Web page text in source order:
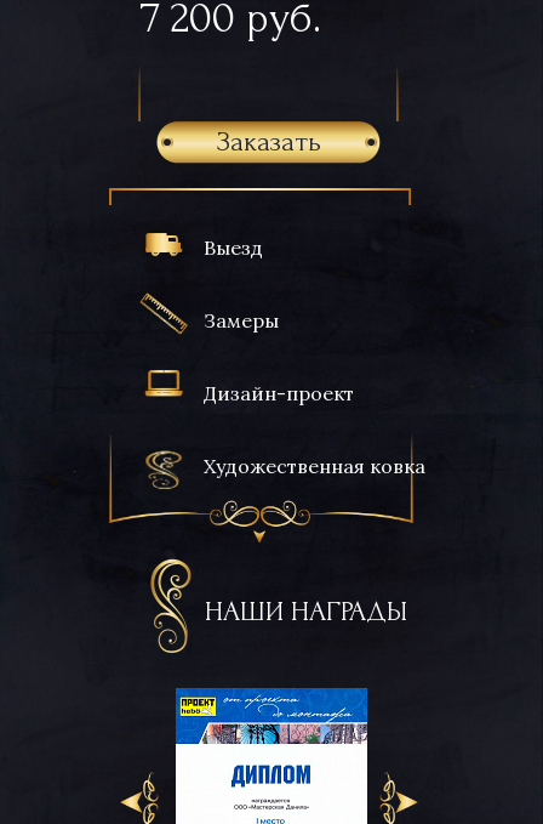
Выезд
Замеры
Дизайн-проект
Художественная ковка
НАШИ НАГРАДЫ
7 200 руб.
Заказать